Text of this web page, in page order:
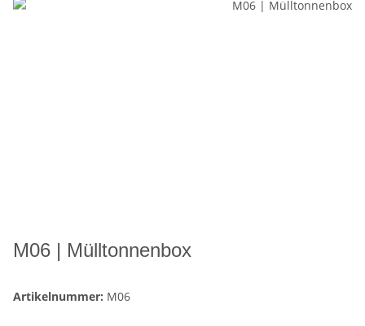
M06 | Mülltonnenbox
Artikelnummer: M06